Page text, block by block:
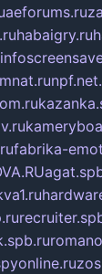
aeforums.ru
habaigry.ru
fabrika-